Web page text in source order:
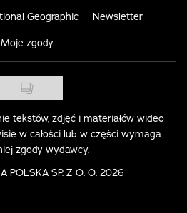
Geographic Newsletter
Moje zgody
tekstów, zdjęć i materiałów wideo
w całości lub w części wymaga
zgody wydawcy.
POLSKA SP. Z O. O. 2026